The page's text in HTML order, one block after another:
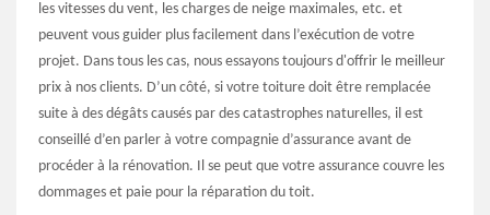
les vitesses du vent, les charges de neige maximales, etc. et
peuvent vous guider plus facilement dans l’exécution de votre
projet. Dans tous les cas, nous essayons toujours d'offrir le meilleur
prix à nos clients. D’un côté, si votre toiture doit être remplacée
suite à des dégâts causés par des catastrophes naturelles, il est
conseillé d’en parler à votre compagnie d’assurance avant de
procéder à la rénovation. Il se peut que votre assurance couvre les
dommages et paie pour la réparation du toit.